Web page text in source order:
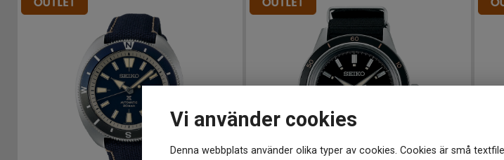
Vi använder cookies
Denna webbplats använder olika typer av cookies. Cookies är små